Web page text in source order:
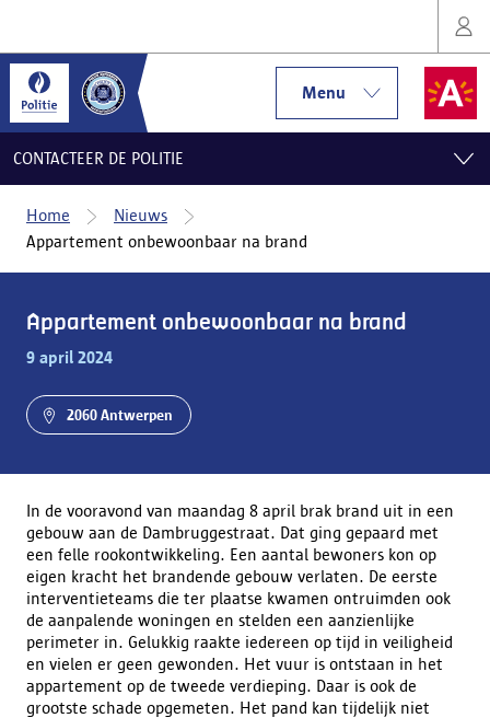
Menu
CONTACTEER DE POLITIE
Home
Nieuws
Appartement onbewoonbaar na brand
Appartement onbewoonbaar na brand
9 april 2024
2060 Antwerpen
In de vooravond van maandag 8 april brak brand uit in een
gebouw aan de Dambruggestraat. Dat ging gepaard met
een felle rookontwikkeling. Een aantal bewoners kon op
eigen kracht het brandende gebouw verlaten. De eerste
interventieteams die ter plaatse kwamen ontruimden ook
de aanpalende woningen en stelden een aanzienlijke
perimeter in. Gelukkig raakte iedereen op tijd in veiligheid
en vielen er geen gewonden. Het vuur is ontstaan in het
appartement op de tweede verdieping. Daar is ook de
grootste schade opgemeten. Het pand kan tijdelijk niet